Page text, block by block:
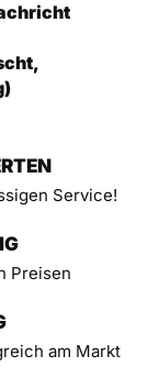
Service!
Preisen
am Markt